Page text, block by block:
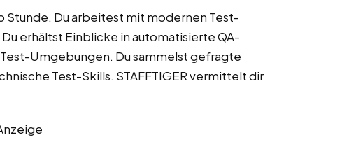
Stunde. Du arbeitest mit modernen Test-
erhältst Einblicke in automatisierte QA-
Umgebungen. Du sammelst gefragte
Test-Skills. STAFFTIGER vermittelt dir